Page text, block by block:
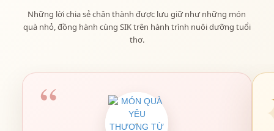
Những lời chia sẻ chân thành được lưu giữ như những món
quà nhỏ, đồng hành cùng SIK trên hành trình nuôi dưỡng tuổi
thơ.